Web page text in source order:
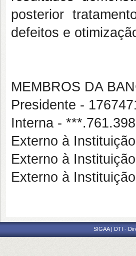
posterior
defeitos e
MEMBROS DA
Presidente -
Interna -
Externo à
Externo à
Externo à
SIGAA | DTI -